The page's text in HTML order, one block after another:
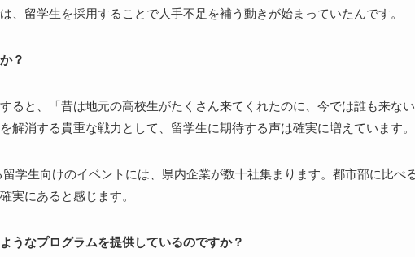
、留学生を採用することで人手不足を補う動きが始まっていたんです。
？
ると、「昔は地元の高校生がたくさん来てくれたのに、今では誰も来な
解消する貴重な戦力として、留学生に期待する声は確実に増えています。
学生向けのイベントには、県内企業が数十社集まります。都市部に比べ
実にあると感じます。
なプログラムを提供しているのですか？